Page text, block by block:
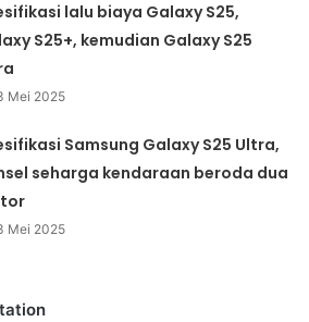
lalu biaya Galaxy S25,
S25+, kemudian Galaxy S25
Mei 2025
Samsung Galaxy S25 Ultra,
seharga kendaraan beroda dua
Mei 2025